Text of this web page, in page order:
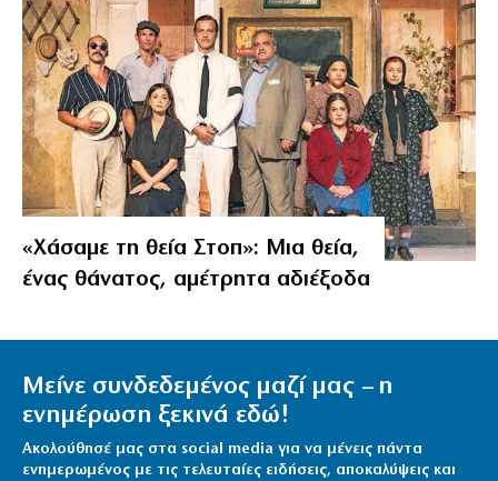
«Χάσαμε τη θεία Στοπ»: Μια θεία,
ένας θάνατος, αμέτρητα αδιέξοδα
Μείνε συνδεδεμένος μαζί μας – η
ενημέρωση ξεκινά εδώ!
Ακολούθησέ μας στα social media για να μένεις πάντα
ενημερωμένος με τις τελευταίες ειδήσεις, αποκαλύψεις και